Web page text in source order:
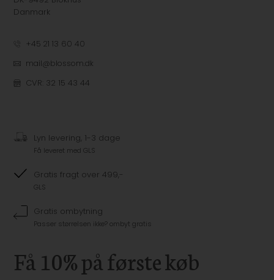
Danmark
+45 21 13 60 40
mail@blossom.dk
CVR: 32 15 43 44
Lyn levering, 1-3 dage
Få leveret med GLS
Gratis fragt over 499,-
GLS
Gratis ombytning
Passer størrelsen ikke? ombyt gratis
Få 10% på første køb